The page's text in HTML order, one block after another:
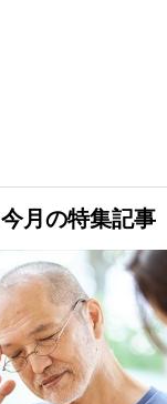
今月の特集記事